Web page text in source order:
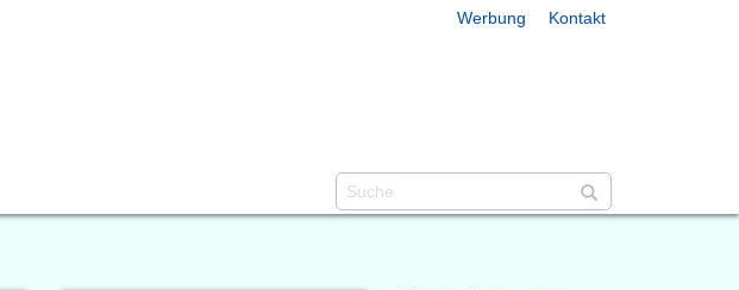
Werbung Kontakt